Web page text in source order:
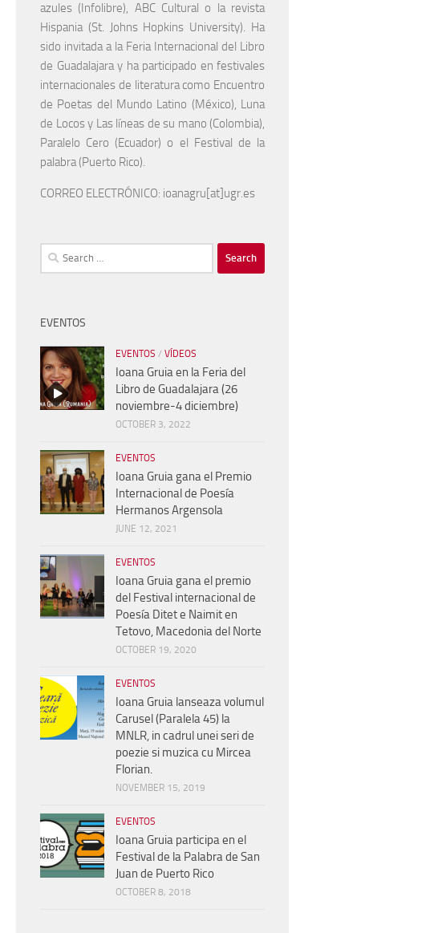
azules (Infolibre), ABC Cultural o la revista
Hispania (St. Johns Hopkins University). Ha
sido invitada a la Feria Internacional del Libro
de Guadalajara y ha participado en festivales
internacionales de literatura como Encuentro
de Poetas del Mundo Latino (México), Luna
de Locos y Las líneas de su mano (Colombia),
Paralelo Cero (Ecuador) o el Festival de la
palabra (Puerto Rico).
CORREO ELECTRÓNICO: ioanagru[at]ugr.es
Search
for:
EVENTOS
EVENTOS / VÍDEOS
Ioana Gruia en la Feria del
Libro de Guadalajara (26
noviembre-4 diciembre)
OCTOBER 3, 2022
EVENTOS
Ioana Gruia gana el Premio
Internacional de Poesía
Hermanos Argensola
JUNE 12, 2021
EVENTOS
Ioana Gruia gana el premio
del Festival internacional de
Poesía Ditet e Naimit en
Tetovo, Macedonia del Norte
OCTOBER 19, 2020
EVENTOS
Ioana Gruia lanseaza volumul
Carusel (Paralela 45) la
MNLR, in cadrul unei seri de
poezie si muzica cu Mircea
Florian.
NOVEMBER 15, 2019
EVENTOS
Ioana Gruia participa en el
Festival de la Palabra de San
Juan de Puerto Rico
OCTOBER 8, 2018